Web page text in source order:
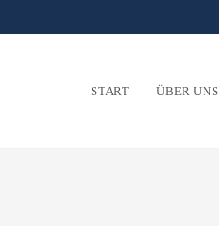
START ÜBER UNS